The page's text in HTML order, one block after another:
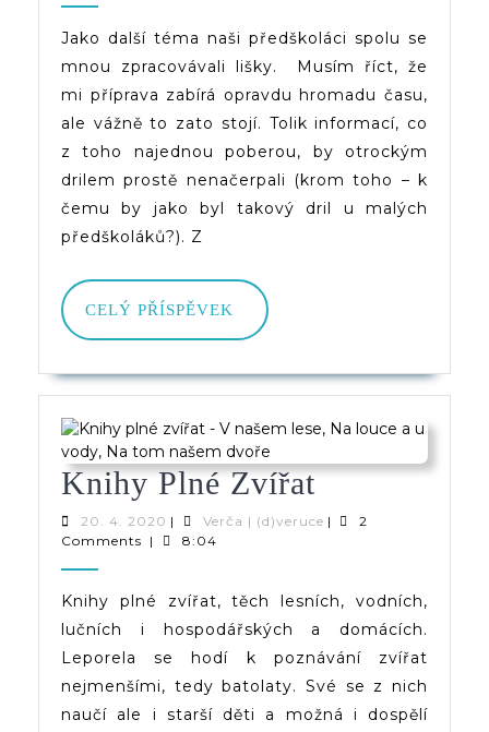
(předškoláci)
Jako další téma naši předškoláci spolu se
mnou zpracovávali lišky. Musím říct, že
mi příprava zabírá opravdu hromadu času,
ale vážně to zato stojí. Tolik informací, co
z toho najednou poberou, by otrockým
drilem prostě nenačerpali (krom toho – k
čemu by jako byl takový dril u malých
předškoláků?). Z
CELÝ PŘÍSPĚVEK
CELÝ
PŘÍSPĚVEK
Knihy Plné ZvířatKnihy
Plné
20. 4. 2020 20.
4.
| Verča | (d)veruceVerča
|
2
Comments | 8:04
Knihy plné zvířat, těch lesních, vodních,
lučních i hospodářských a domácích.
Leporela se hodí k poznávání zvířat
nejmenšími, tedy batolaty. Své se z nich
naučí ale i starší děti a možná i dospělí